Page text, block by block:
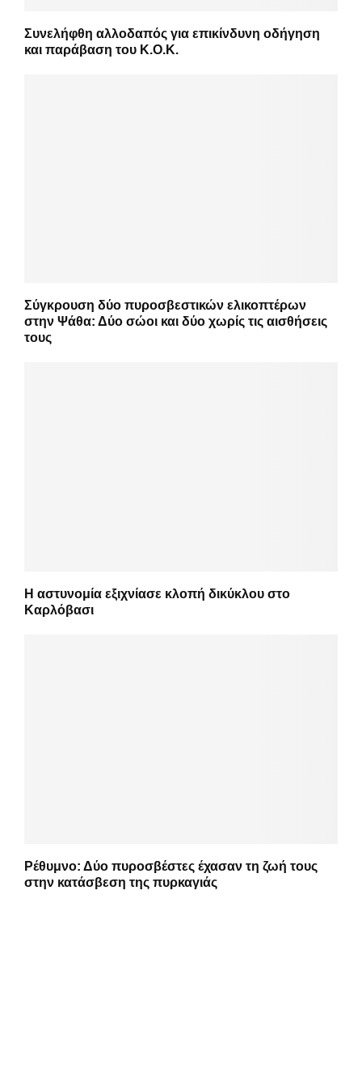
Συνελήφθη αλλοδαπός για επικίνδυνη οδήγηση
και παράβαση του Κ.Ο.Κ.
Σύγκρουση δύο πυροσβεστικών ελικοπτέρων
στην Ψάθα: Δύο σώοι και δύο χωρίς τις αισθήσεις
τους
Η αστυνομία εξιχνίασε κλοπή δικύκλου στο
Καρλόβασι
Ρέθυμνο: Δύο πυροσβέστες έχασαν τη ζωή τους
στην κατάσβεση της πυρκαγιάς